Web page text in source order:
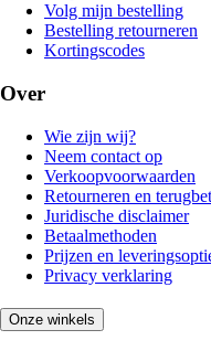
Volg mijn bestelling
Bestelling retourneren
Kortingscodes
Over
Wie zijn wij?
Neem contact op
Verkoopvoorwaarden
Retourneren en
Juridische disclaimer
Betaalmethoden
Prijzen en
Privacy verklaring
Onze winkels